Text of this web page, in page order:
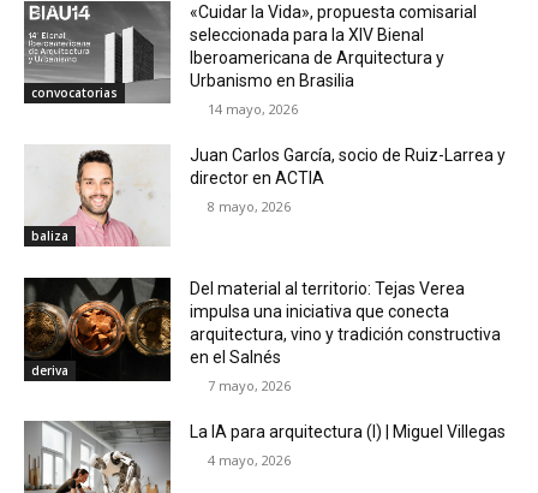
convocatorias
«Cuidar la Vida», propuesta comisarial
seleccionada para la XIV Bienal
Iberoamericana de Arquitectura y
Urbanismo en Brasilia
14 mayo, 2026
baliza
Juan Carlos García, socio de Ruiz-Larrea y
director en ACTIA
8 mayo, 2026
deriva
Del material al territorio: Tejas Verea
impulsa una iniciativa que conecta
arquitectura, vino y tradición constructiva
en el Salnés
7 mayo, 2026
La IA para arquitectura (I) | Miguel Villegas
4 mayo, 2026